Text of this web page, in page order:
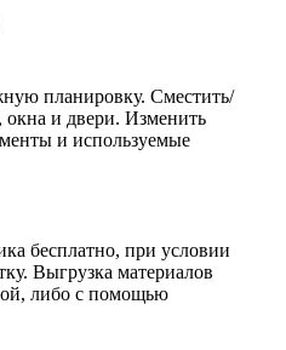
планировку. Сместить/
окна и двери. Изменить
и используемые
бесплатно, при условии
Выгрузка материалов
либо с помощью